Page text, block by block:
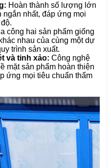
Hoàn thành số lượng lớn
nhất, đáp ứng mọi
công hai sản phẩm giống
nhau của cùng một dự
trình sản xuất.
và tinh xảo: Công nghệ
mặt sản phẩm hoàn thiện
ứng mọi tiêu chuẩn thẩm